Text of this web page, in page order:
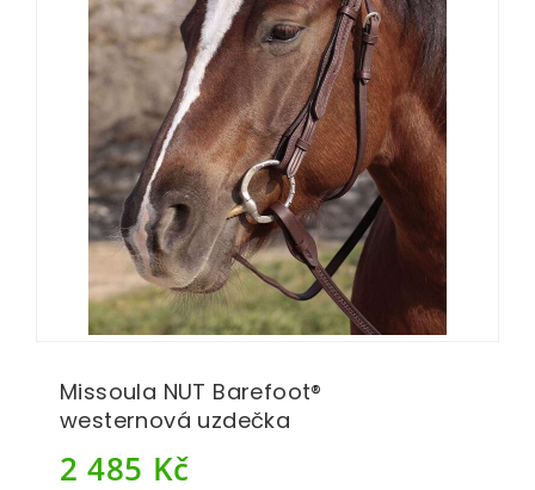
Missoula NUT Barefoot®
westernová uzdečka
2 485 Kč